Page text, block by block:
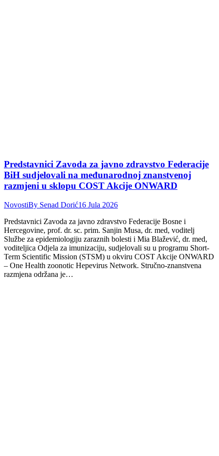
Predstavnici Zavoda za javno zdravstvo Federacije
BiH sudjelovali na međunarodnoj znanstvenoj
razmjeni u sklopu COST Akcije ONWARD
NovostiBy Senad Dorić16 Jula 2026
Predstavnici Zavoda za javno zdravstvo Federacije Bosne i
Hercegovine, prof. dr. sc. prim. Sanjin Musa, dr. med, voditelj
Službe za epidemiologiju zaraznih bolesti i Mia Blažević, dr. med,
voditeljica Odjela za imunizaciju, sudjelovali su u programu Short-
Term Scientific Mission (STSM) u okviru COST Akcije ONWARD
– One Health zoonotic Hepevirus Network. Stručno-znanstvena
razmjena održana je…